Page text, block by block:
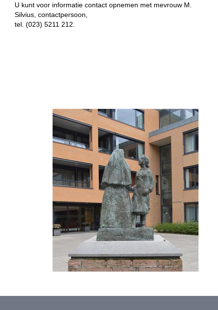
U kunt voor informatie contact opnemen met mevrouw M.
Silvius, contactpersoon,
tel. (023) 5211 212.